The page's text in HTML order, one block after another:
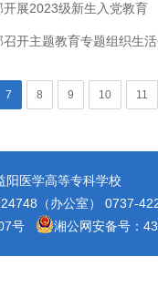
展2023级新生入党教育
开主题教育专题组织生
7 8 9 10 11
医学高等专科学校
（办公室） 0737-
号 湘公网安备号：